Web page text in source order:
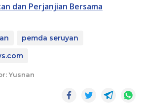
dan Perjanjian Bersama
pemda seruyan
Yusnan